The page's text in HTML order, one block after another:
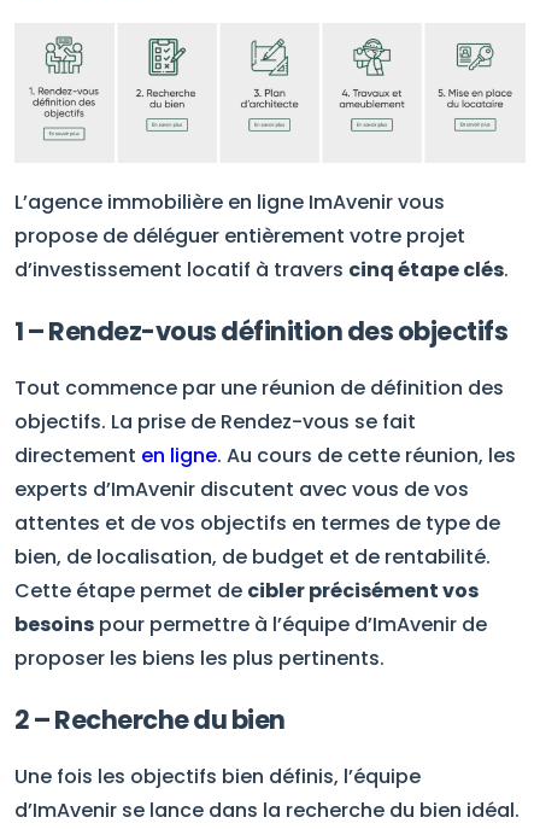
L’agence immobilière en ligne ImAvenir vous
propose de déléguer entièrement votre projet
d’investissement locatif à travers cinq étape clés.
1 – Rendez-vous définition des objectifs
Tout commence par une réunion de définition des
objectifs. La prise de Rendez-vous se fait
directement en ligne. Au cours de cette réunion, les
experts d’ImAvenir discutent avec vous de vos
attentes et de vos objectifs en termes de type de
bien, de localisation, de budget et de rentabilité.
Cette étape permet de cibler précisément vos
besoins pour permettre à l’équipe d’ImAvenir de
proposer les biens les plus pertinents.
2 – Recherche du bien
Une fois les objectifs bien définis, l’équipe
d’ImAvenir se lance dans la recherche du bien idéal.